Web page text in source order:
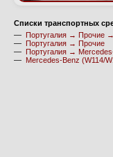
Cписки транспортных
— Португалия → Прочие
— Португалия → Прочие
— Португалия →
— Mercedes-Benz (W114/